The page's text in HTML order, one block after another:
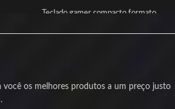
em
Teclado gamer compacto formato
por tecla. Conectividade tripla: USB-
você os melhores produtos a um preço justo